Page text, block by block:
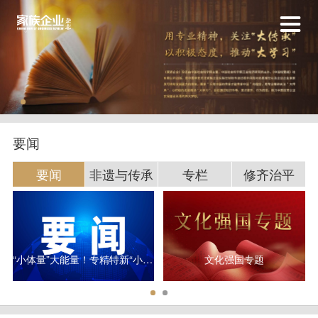
要闻
要闻 非遗与传承 专栏 修齐治平
“小体量”大能量！专精特新“小巨人”研发平均投入超3000万元 文化强国专题